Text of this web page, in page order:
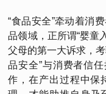
“食品安全”牵动着消
品领域，正所谓“婴童
父母的第一大诉求，
品安全”与消费者信
作，在产出过程中保